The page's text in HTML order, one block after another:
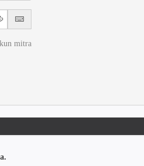
mitra